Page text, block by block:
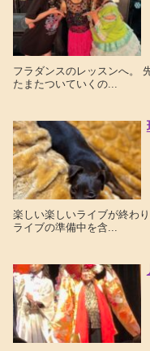
フラダンスのレッスンへ。
たまたついていくの...
楽しい楽しいライブが終わ
ライブの準備中を含...